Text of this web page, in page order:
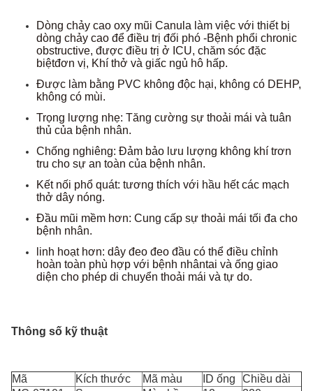
Dòng chảy cao oxy mũi Canula làm việc với thiết bị
dòng chảy cao để điều trị đối phó -Bệnh phổi chronic
obstructive, được điều trị ở ICU, chăm sóc đặc
biệtđơn vị, Khí thở và giấc ngủ hô hấp.
Được làm bằng PVC không độc hại, không có DEHP,
không có mùi.
Trọng lượng nhẹ: Tăng cường sự thoải mái và tuân
thủ của bệnh nhân.
Chống nghiêng: Đảm bảo lưu lượng không khí trơn
tru cho sự an toàn của bệnh nhân.
Kết nối phổ quát: tương thích với hầu hết các mạch
thở dây nóng.
Đầu mũi mềm hơn: Cung cấp sự thoải mái tối đa cho
bệnh nhân.
linh hoạt hơn: dây đeo đeo đầu có thể điều chỉnh
hoàn toàn phù hợp với bệnh nhântai và ống giao
diện cho phép di chuyển thoải mái và tự do.
Thông số kỹ thuật
Mã Kích thước Mã màu ID ống
Chiều dài